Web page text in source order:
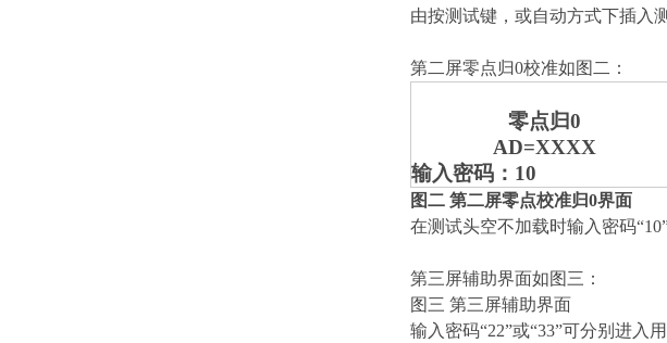
由按测试键，或自动方式下插入
第二屏零点归0校准如图二：
零点归0
AD=XXXX
输入密码：10
图二 第二屏零点校准归0界面
在测试头空不加载时输入密码
第三屏辅助界面如图三：
图三 第三屏辅助界面
输入密码“22”或“33”可分别进入